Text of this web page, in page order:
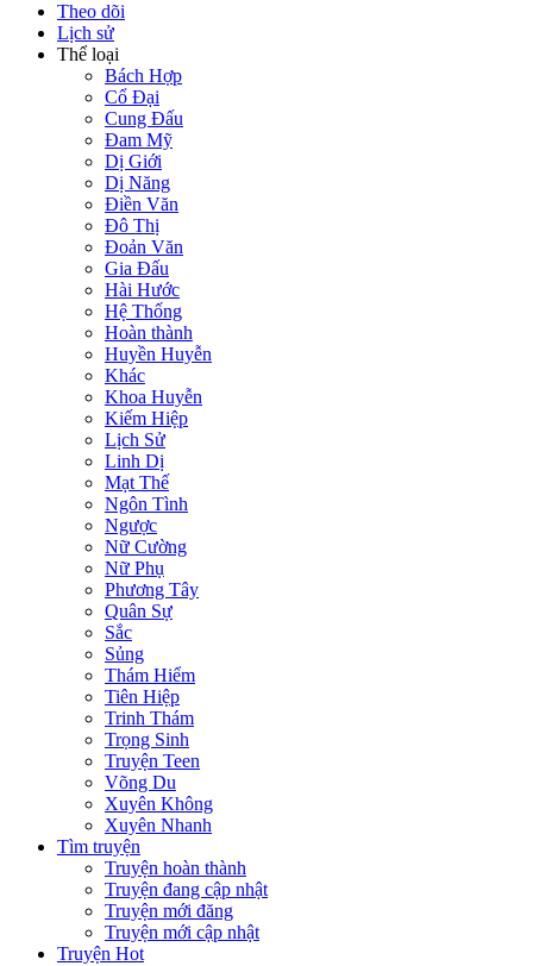
Theo dõi
Lịch sử
Thể loại
Bách Hợp
Cổ Đại
Cung Đấu
Đam Mỹ
Dị Giới
Dị Năng
Điền Văn
Đô Thị
Đoản Văn
Gia Đấu
Hài Hước
Hệ Thống
Hoàn thành
Huyền Huyễn
Khác
Khoa Huyễn
Kiếm Hiệp
Lịch Sử
Linh Dị
Mạt Thế
Ngôn Tình
Ngược
Nữ Cường
Nữ Phụ
Phương Tây
Quân Sự
Sắc
Sủng
Thám Hiểm
Tiên Hiệp
Trinh Thám
Trọng Sinh
Truyện Teen
Võng Du
Xuyên Không
Xuyên Nhanh
Tìm truyện
Truyện hoàn thành
Truyện đang cập nhật
Truyện mới đăng
Truyện mới cập nhật
Truyện Hot